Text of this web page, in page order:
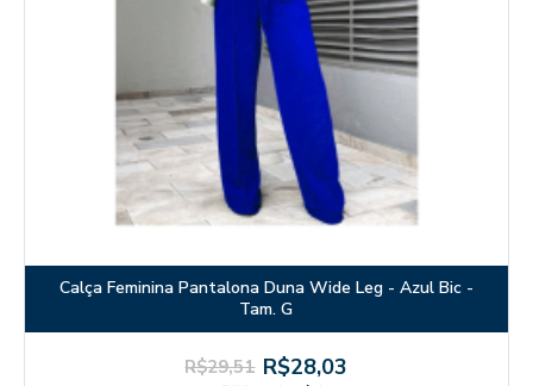
Calça Feminina Pantalona Duna Wide Leg - Azul Bic -
Tam. G
R$29,51 R$28,03